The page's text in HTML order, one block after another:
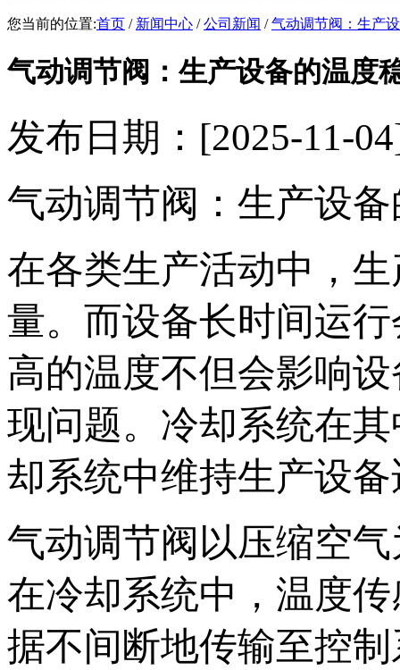
您当前的位置:首页 / 新闻中心 /公司新闻 /气动调节阀：生产
气动调节阀：生产设备的温度
发布日期：[2025-11-
气动调节阀：生产设
在各类生产活动中，
量。而设备长时间运
高的温度不但会影响
现问题。冷却系统在
却系统中维持生产设
气动调节阀以压缩空
在冷却系统中，温度
据不间断地传输至控